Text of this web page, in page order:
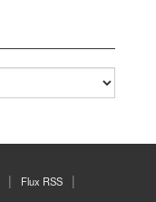
Flux RSS